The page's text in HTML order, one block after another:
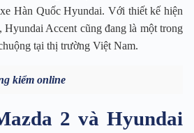
Hàn Quốc Hyundai. Với thiết kế hiện
Hyundai Accent cũng đang là một trong
tại thị trường Việt Nam.
kiểm online
2 và Hyundai